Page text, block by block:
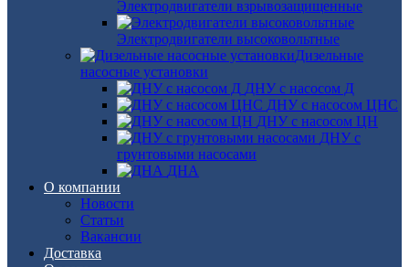
Электродвигатели взрывозащищенные
Электродвигатели высоковольтные
Дизельные
насосные установки
ДНУ с насосом Д
ДНУ с насосом ЦНС
ДНУ с насосом ЦН
ДНУ с
грунтовыми насосами
ДНА
О компании
Новости
Статьи
Вакансии
Доставка